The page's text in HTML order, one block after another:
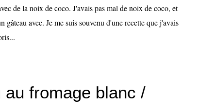
de la noix de coco. J'avais pas mal de noix de coco, et
gâteau avec. Je me suis souvenu d'une recette que j'avais
au fromage blanc /